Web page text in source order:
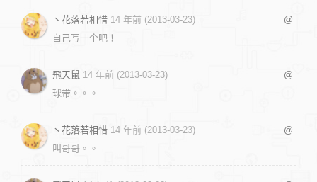
丶花落若相惜 14 年前 (2013-03-23)
@
自己写一个吧！
飛天鼠 14 年前 (2013-03-23)
@
球带。。。
丶花落若相惜 14 年前 (2013-03-23)
@
叫哥哥。。